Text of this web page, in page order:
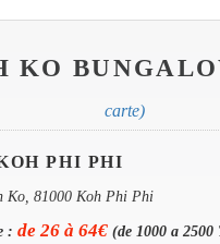
KO
carte)
PHI PHI
Ko, 81000 Koh Phi Phi
: de 26 à 64€(de 1000 a 2500